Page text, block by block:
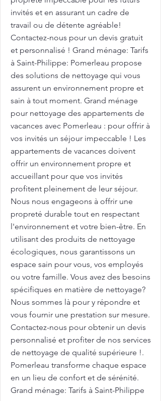
invités et en assurant un cadre de
travail ou de détente agréable!
Contactez-nous pour un devis gratuit
et personnalisé ! Grand ménage: Tarifs
à Saint-Philippe: Pomerleau propose
des solutions de nettoyage qui vous
assurent un environnement propre et
sain à tout moment. Grand ménage
pour nettoyage des appartements de
vacances avec Pomerleau : pour offrir à
vos invités un séjour impeccable ! Les
appartements de vacances doivent
offrir un environnement propre et
accueillant pour que vos invités
profitent pleinement de leur séjour.
Nous nous engageons à offrir une
propreté durable tout en respectant
l'environnement et votre bien-être. En
utilisant des produits de nettoyage
écologiques, nous garantissons un
espace sain pour vous, vos employés
ou votre famille. Vous avez des besoins
spécifiques en matière de nettoyage?
Nous sommes là pour y répondre et
vous fournir une prestation sur mesure.
Contactez-nous pour obtenir un devis
personnalisé et profiter de nos services
de nettoyage de qualité supérieure !.
Pomerleau transforme chaque espace
en un lieu de confort et de sérénité.
Grand ménage: Tarifs à Saint-Philippe